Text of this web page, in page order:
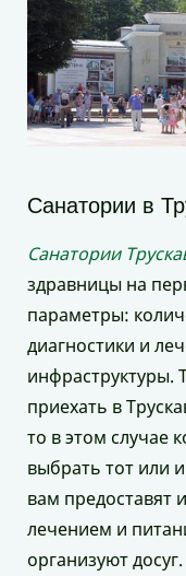
Санатории в
Санатории
здравницы на
параметры:
диагностики и
инфраструктуры.
приехать в
то в этом случае
выбрать тот или
вам предоставят
лечением и
организуют